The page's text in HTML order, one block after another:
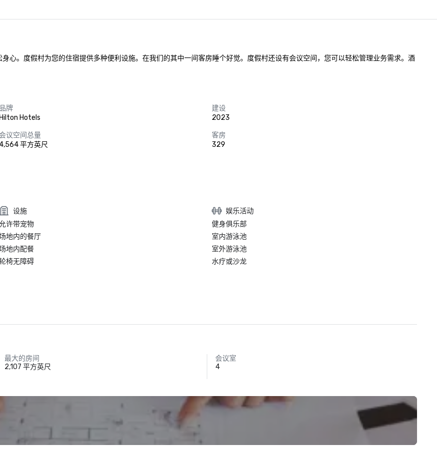
心。度假村为您的住宿提供多种便利设施。在我们的其中一间客房睡个好觉。度假村还设有会议空间，您可以轻松管理业务需求。酒
品牌
Hilton Hotels
建设
2023
议空间总量
平方英尺
客房
329
设施
允许带宠物
地内的餐厅
地内配餐
椅无障碍
娱乐活动
健身俱乐部
室内游泳池
室外游泳池
水疗或沙龙
最大的房间
2,107 平方英尺
会议室
4